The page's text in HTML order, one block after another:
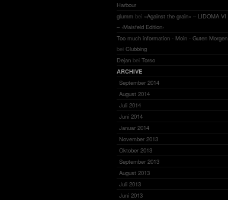
Harbour
glumm bei «Against the grain» – LIDOMA VI
– ‹Maisfeld Edition›
Too much information - Moin - Guten Morgen
bei Clubbing
Dejan bei Torso
ARCHIVE
September 2014
August 2014
Juli 2014
Juni 2014
Januar 2014
November 2013
Oktober 2013
September 2013
August 2013
Juli 2013
Juni 2013